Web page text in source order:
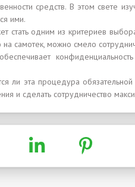
средств. В этом свете
ими.
стать одним из критериев
самотек, можно смело
ли эта процедура
и сделать сотрудничество